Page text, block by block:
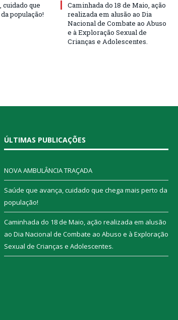
cuidado que
população!
Caminhada do 18 de Maio, ação
realizada em alusão ao Dia
Nacional de Combate ao Abuso
e à Exploração Sexual de
Crianças e Adolescentes.
ÚLTIMAS PUBLICAÇÕES
NOVA AMBULÂNCIA TRAÇADA
Saúde que avança, cuidado que chega mais perto da
população!
Caminhada do 18 de Maio, ação realizada em alusão
ao Dia Nacional de Combate ao Abuso e à Exploração
Sexual de Crianças e Adolescentes.